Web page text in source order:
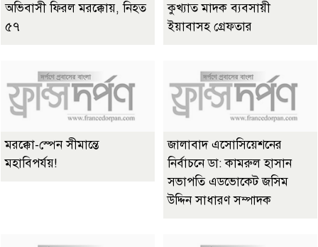
অভিবাসী ফিরল মরক্কোয়, নিহত
৫৭
কুখ্যাত মাদক ব্যবসায়ী
ইয়াবাসহ গ্রেফতার
মরক্কো-স্পেন সীমান্তে
মহাবিপর্যয়!
জালাবাদ এসোসিয়েশনের
নির্বাচনে ডা: কামরুল হাসান
সভাপতি এডভোকেট জসিম
উদ্দিন সাধারণ সম্পাদক